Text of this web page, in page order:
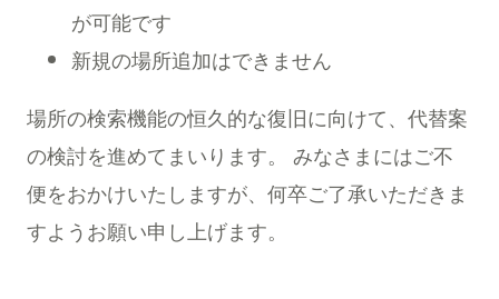
が可能です
新規の場所追加はできません
場所の検索機能の恒久的な復旧に向けて、代替案
の検討を進めてまいります。 みなさまにはご不
便をおかけいたしますが、何卒ご了承いただきま
すようお願い申し上げます。